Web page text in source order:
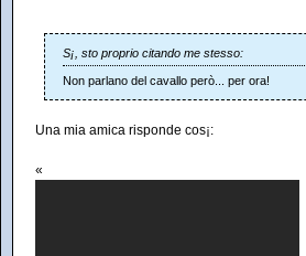
S¡, sto proprio citando me stesso:
Non parlano del cavallo però... per ora!
Una mia amica risponde cos¡:
«